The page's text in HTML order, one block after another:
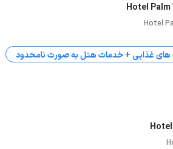
Hotel Palm
Hotel
های غذایی + خدمات هتل به صورت نامحدود